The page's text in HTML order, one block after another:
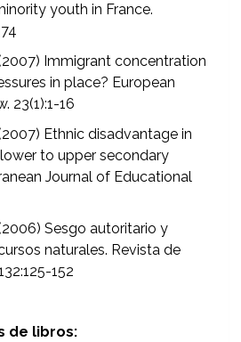
youth in France.
Immigrant concentration
in place? European
23(1):1-16
Ethnic disadvantage in
to upper secondary
Journal of Educational
Sesgo autoritario y
naturales. Revista de
152
de libros: